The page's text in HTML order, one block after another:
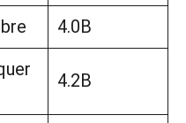
4.0B
4.2B